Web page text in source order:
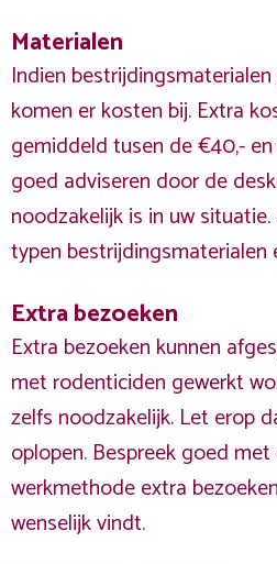
Materialen
Indien
komen er kosten bij. Extra
gemiddeld tusen de €40,-
goed adviseren door de
noodzakelijk is in uw
typen
Extra bezoeken
Extra bezoeken kunnen
met rodenticiden gewerkt
zelfs noodzakelijk. Let erop
oplopen. Bespreek goed
werkmethode extra
wenselijk vindt.